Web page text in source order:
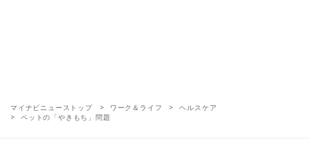
マイナビニューストップ ワーク＆ライフ
ヘルスケア
ペットの「やきもち」問題